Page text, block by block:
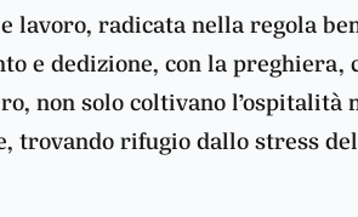
lavoro, radicata nella regola
e dedizione, con la preghiera,
non solo coltivano l’ospitalità
trovando rifugio dallo stress